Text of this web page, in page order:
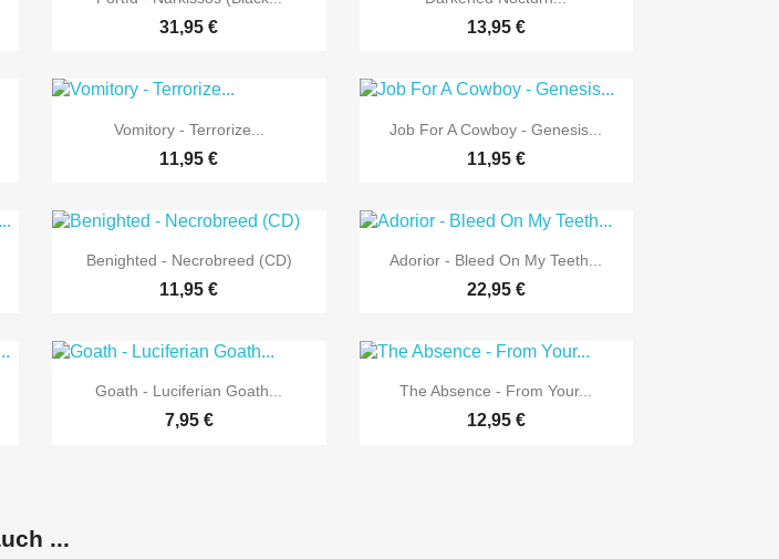
31,95 € 13,95 €
 Vorschau
Vomitory - Terrorize...
11,95 €
 Vorschau
Job For A Cowboy - Genesis...
11,95 €
 Vorschau
Benighted - Necrobreed (CD)
11,95 €
 Vorschau
Adorior - Bleed On My Teeth...
22,95 €
 Vorschau
Goath - Luciferian Goath...
7,95 €
 Vorschau
The Absence - From Your...
12,95 €
...